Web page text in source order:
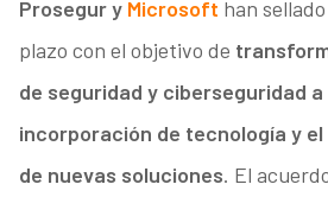
Prosegur y Microsoft han
plazo con el objetivo de
de seguridad y ciberseguridad
incorporación de tecnología y
de nuevas soluciones. El